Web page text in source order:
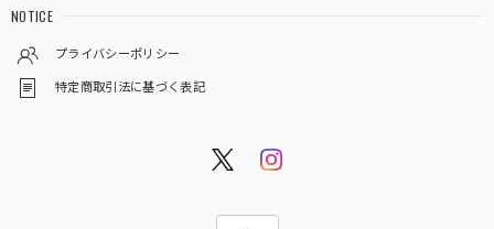
NOTICE
プライバシーポリシー
特定商取引法に基づく表記